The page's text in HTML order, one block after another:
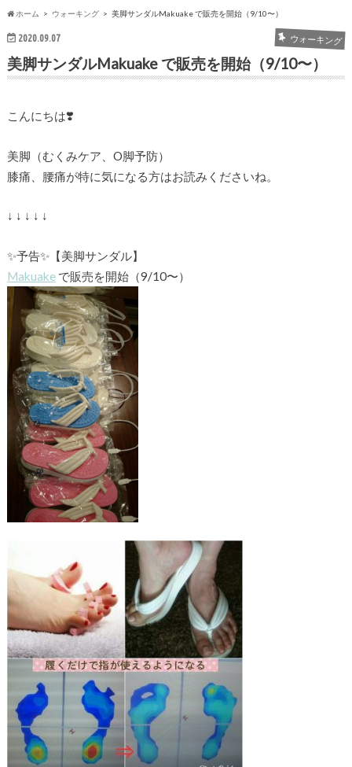
ホーム ウォーキング 美脚サンダルMakuake で販売を開始（9/10〜）
2020.09.07 ウォーキング
美脚サンダルMakuake で販売を開始（9/10〜）
こんにちは❣️
美脚（むくみケア、O脚予防）
膝痛、腰痛が特に気になる方はお読みくださいね。
↓ ↓ ↓ ↓ ↓
✨予告✨【美脚サンダル】
Makuakeで販売を開始（9/10〜）